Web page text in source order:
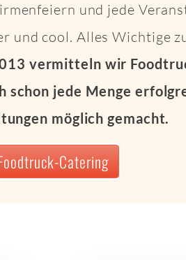
und jede
und cool. Alles Wichtige
vermitteln wir
schon jede Menge
möglich gemacht.
Catering